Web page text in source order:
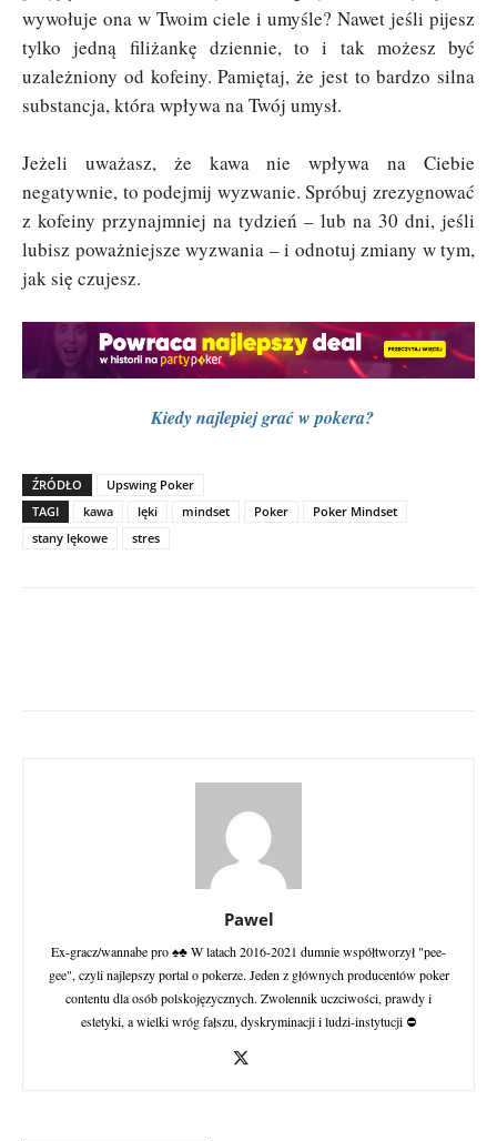
wywołuje ona w Twoim ciele i umyśle? Nawet jeśli pijesz
tylko jedną filiżankę dziennie, to i tak możesz być
uzależniony od kofeiny. Pamiętaj, że jest to bardzo silna
substancja, która wpływa na Twój umysł.
Jeżeli uważasz, że kawa nie wpływa na Ciebie
negatywnie, to podejmij wyzwanie. Spróbuj zrezygnować
z kofeiny przynajmniej na tydzień – lub na 30 dni, jeśli
lubisz poważniejsze wyzwania – i odnotuj zmiany w tym,
jak się czujesz.
Kiedy najlepiej grać w pokera?
ŹRÓDŁO
Upswing Poker
TAGI
kawa lęki mindset Poker
Poker Mindset
stany lękowe
stres
Pawel
Ex-gracz/wannabe pro ♠♣ W latach 2016-2021 dumnie współtworzył "pee-
gee", czyli najlepszy portal o pokerze. Jeden z głównych producentów poker
contentu dla osób polskojęzycznych. Zwolennik uczciwości, prawdy i
estetyki, a wielki wróg fałszu, dyskryminacji i ludzi-instytucji ⛔